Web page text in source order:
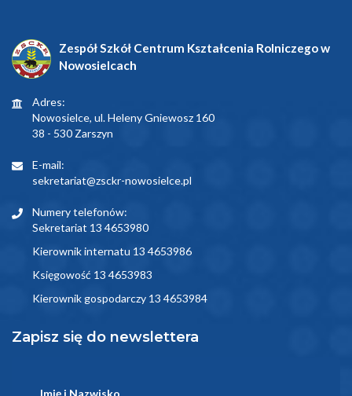
Zespół Szkół Centrum Kształcenia Rolniczego w
Nowosielcach
Adres:
Nowosielce, ul. Heleny Gniewosz 160
38 - 530 Zarszyn
E-mail:
sekretariat@zsckr-nowosielce.pl
Numery telefonów:
Sekretariat 13 4653980
Kierownik internatu 13 4653986
Księgowość 13 4653983
Kierownik gospodarczy 13 4653984
Zapisz się do newslettera
Imię i Nazwisko